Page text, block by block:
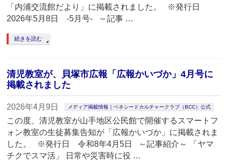
「内浦交流館だより」に掲載されました。 ※発行日
2026年5月8日 -5月号- ～記事 …
続きを読む
清児教室が、貝塚市広報「広報かいづか」4月号に
掲載されました
2026年4月9日 メディア掲載情報｜ベネシードカルチャークラブ（BCC）公式
この度、清児教室が山手地区公民館で開催するスマートフ
ォン教室の生徒募集告知が「広報かいづか」に掲載されま
した。 ※発行日 令和8年4月5日 ～記事紹介～ 「ヤマ
チクでスマ活」 日常や災害時に役 …